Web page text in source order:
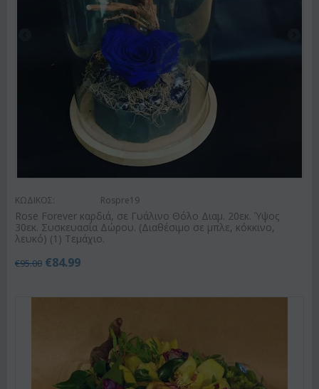
ΚΩΔΙΚΟΣ: Rospre19
Rose Forever καρδιά, σε Γυάλινο Θόλο Διαμ. 20εκ. Ύψος
30εκ. Συσκευασία Δώρου. (Διαθέσιμο σε μπλε, κόκκινο,
λευκό) (1) Τεμάχιο.
€95.00 €84.99